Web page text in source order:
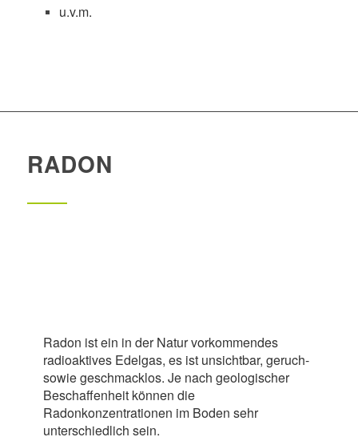
u.v.m.
RADON
Radon ist ein in der Natur vorkommendes
radioaktives Edelgas, es ist unsichtbar, geruch-
sowie geschmacklos. Je nach geologischer
Beschaffenheit können die
Radonkonzentrationen im Boden sehr
unterschiedlich sein.